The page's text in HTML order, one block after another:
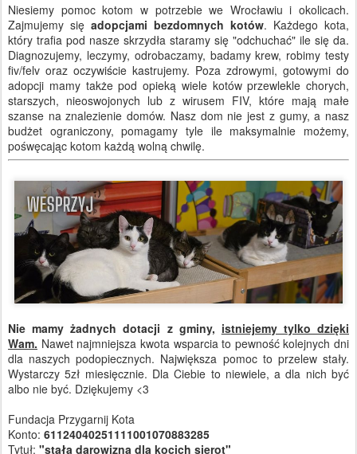
Niesiemy pomoc kotom w potrzebie we Wrocławiu i okolicach.
Zajmujemy się adopcjami bezdomnych kotów. Każdego kota,
który trafia pod nasze skrzydła staramy się "odchuchać" ile się da.
Diagnozujemy, leczymy, odrobaczamy, badamy krew, robimy testy
fiv/felv oraz oczywiście kastrujemy. Poza zdrowymi, gotowymi do
adopcji mamy także pod opieką wiele kotów przewlekle chorych,
starszych, nieoswojonych lub z wirusem FIV, które mają małe
szanse na znalezienie domów. Nasz dom nie jest z gumy, a nasz
budżet ograniczony, pomagamy tyle ile maksymalnie możemy,
pośwęcając kotom każdą wolną chwilę.
Nie mamy żadnych dotacji z gminy, istniejemy tylko dzięki
Wam. Nawet najmniejsza kwota wsparcia to pewność kolejnych dni
dla naszych podopiecznych. Największa pomoc to przelew stały.
Wystarczy 5zł miesięcznie. Dla Ciebie to niewiele, a dla nich być
albo nie być. Dziękujemy <3
Fundacja Przygarnij Kota
Konto: 61124040251111001070883285
Tytuł: "stała darowizna dla kocich sierot"